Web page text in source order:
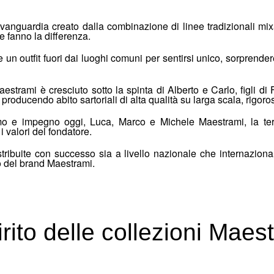
creato dalla combinazione di linee tradizionali
fanno la differenza.
outfit fuori dai luoghi comuni per sentirsi unico,
è cresciuto sotto la spinta di Alberto e Carlo, figli di
abito sartoriali di alta qualità su larga scala,
e impegno oggi, Luca, Marco e Michele Maestrami, la
valori del fondatore.
con successo sia a livello nazionale che
brand Maestrami.
delle collezioni